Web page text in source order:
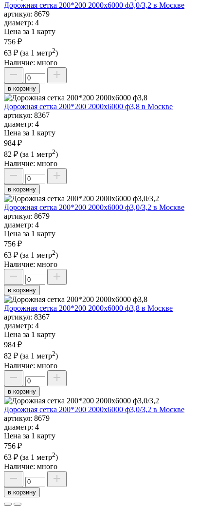
Дорожная сетка 200*200 2000х6000 ф3,0/3,2 в Москве
артикул: 8679
диаметр: 4
Цена за 1 карту
756 ₽
63 ₽ (за 1 метр2)
Наличие: много
в корзину
Дорожная сетка 200*200 2000х6000 ф3,8 в Москве
артикул: 8367
диаметр: 4
Цена за 1 карту
984 ₽
82 ₽ (за 1 метр2)
Наличие: много
в корзину
Дорожная сетка 200*200 2000х6000 ф3,0/3,2 в Москве
артикул: 8679
диаметр: 4
Цена за 1 карту
756 ₽
63 ₽ (за 1 метр2)
Наличие: много
в корзину
Дорожная сетка 200*200 2000х6000 ф3,8 в Москве
артикул: 8367
диаметр: 4
Цена за 1 карту
984 ₽
82 ₽ (за 1 метр2)
Наличие: много
в корзину
Дорожная сетка 200*200 2000х6000 ф3,0/3,2 в Москве
артикул: 8679
диаметр: 4
Цена за 1 карту
756 ₽
63 ₽ (за 1 метр2)
Наличие: много
в корзину